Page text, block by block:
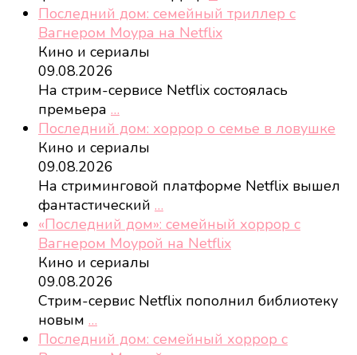
Последний дом: семейный триллер с
Вагнером Моура на Netflix
Кино и сериалы
09.08.2026
На стрим-сервисе Netflix состоялась
премьера …
Последний дом: хоррор о семье в ловушке
Кино и сериалы
09.08.2026
На стриминговой платформе Netflix вышел
фантастический …
«Последний дом»: семейный хоррор с
Вагнером Моурой на Netflix
Кино и сериалы
09.08.2026
Стрим-сервис Netflix пополнил библиотеку
новым …
Последний дом: семейный хоррор с